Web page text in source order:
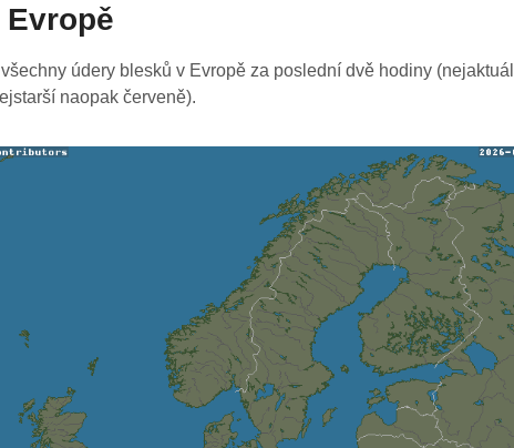
údery blesků v Evropě za poslední dvě hodiny
naopak červeně).